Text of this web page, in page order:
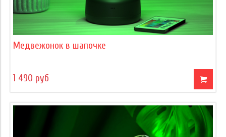
Медвежонок в шапочке
1 490 руб